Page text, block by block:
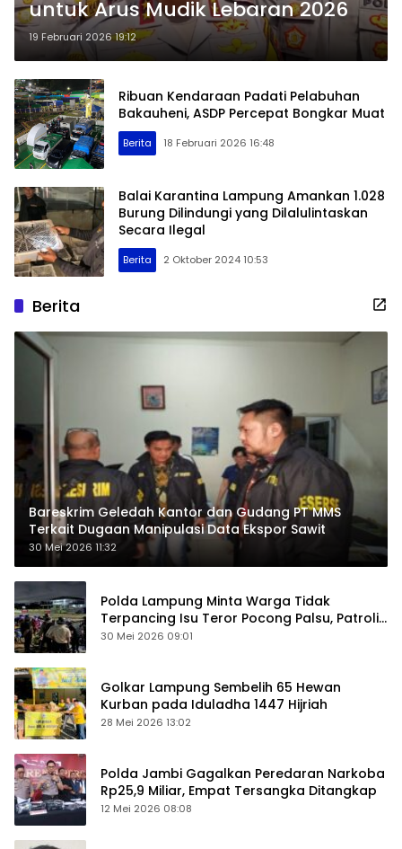
untuk Arus Mudik Lebaran 2026
19 Februari 2026 19:12
Ribuan Kendaraan Padati Pelabuhan
Bakauheni, ASDP Percepat Bongkar Muat
Berita 18 Februari 2026 16:48
Balai Karantina Lampung Amankan 1.028
Burung Dilindungi yang Dilalulintaskan
Secara Ilegal
Berita 2 Oktober 2024 10:53
Berita
Bareskrim Geledah Kantor dan Gudang PT MMS
Terkait Dugaan Manipulasi Data Ekspor Sawit
30 Mei 2026 11:32
Polda Lampung Minta Warga Tidak
Terpancing Isu Teror Pocong Palsu, Patroli
Keamanan Ditingkatkan
30 Mei 2026 09:01
Golkar Lampung Sembelih 65 Hewan
Kurban pada Iduladha 1447 Hijriah
28 Mei 2026 13:02
Polda Jambi Gagalkan Peredaran Narkoba
Rp25,9 Miliar, Empat Tersangka Ditangkap
12 Mei 2026 08:08